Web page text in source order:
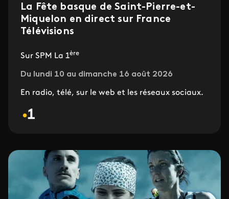
La Fête basque de Saint-Pierre-et-
Miquelon en direct sur France
Télévisions
Sur SPM La 1ère
Du lundi 10 au dimanche 16 août 2026
En radio, télé, sur le web et les réseaux sociaux.